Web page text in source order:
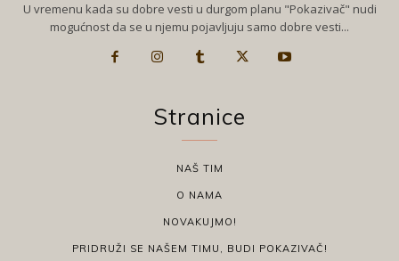
U vremenu kada su dobre vesti u durgom planu "Pokazivač" nudi
mogućnost da se u njemu pojavljuju samo dobre vesti...
Stranice
NAŠ TIM
O NAMA
NOVAKUJMO!
PRIDRUŽI SE NAŠEM TIMU, BUDI POKAZIVAČ!